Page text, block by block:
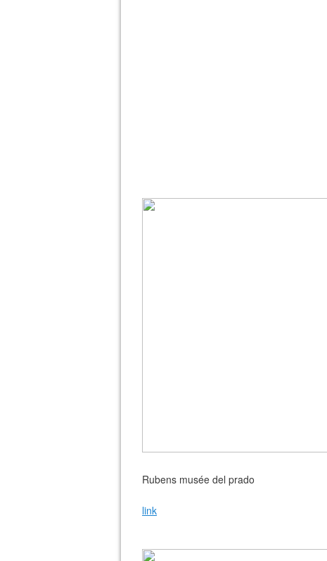
Rubens musée del prado
link